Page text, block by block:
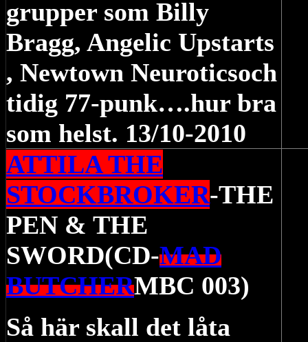
grupper som Billy
Bragg, Angelic Upstarts
, Newtown Neuroticsoch
tidig 77-punk….hur bra
som helst. 13/10-2010
ATTILA THE
STOCKBROKER-THE
PEN & THE
SWORD(CD-MAD
BUTCHERMBC 003)
Så här skall det låta